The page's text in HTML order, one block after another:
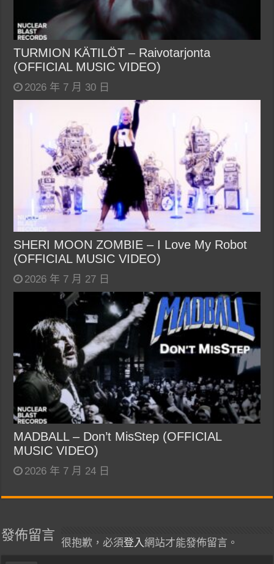
TURMION KÄTILÖT – Raivotarjonta
(OFFICIAL MUSIC VIDEO)
2026 年 7 月 30 日
SHERI MOON ZOMBIE – I Love My Robot
(OFFICIAL MUSIC VIDEO)
2026 年 7 月 27 日
MADBALL – Don’t MisStep (OFFICIAL
MUSIC VIDEO)
2026 年 7 月 24 日
發佈留言
很抱歉，必須登入網站才能發佈留言。